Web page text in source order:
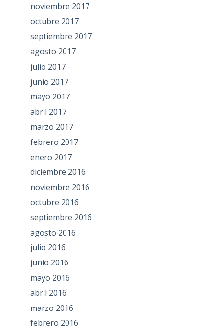
noviembre 2017
octubre 2017
septiembre 2017
agosto 2017
julio 2017
junio 2017
mayo 2017
abril 2017
marzo 2017
febrero 2017
enero 2017
diciembre 2016
noviembre 2016
octubre 2016
septiembre 2016
agosto 2016
julio 2016
junio 2016
mayo 2016
abril 2016
marzo 2016
febrero 2016